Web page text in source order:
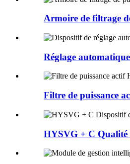
Armoire de filtrage
Réglage
Filtre de puissance
HYSVG + C Qualité